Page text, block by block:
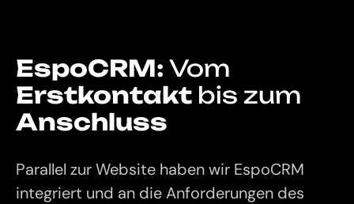
EspoCRM: Vom
Erstkontakt bis zum
Anschluss
Parallel zur Website haben wir EspoCRM
integriert und an die Anforderungen des